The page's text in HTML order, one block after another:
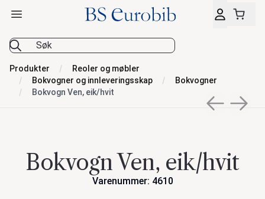
BS Eurobib
Åpne hovedmeny
Produkter
Reoler og møbler
Bokvogner og innleveringsskap
Bokvogner
Bokvogn Ven, eik/hvit
Previous
Next
Bokvogn Ven, eik/hvit
Varenummer: 4610